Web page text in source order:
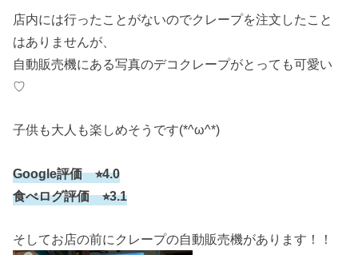
店内には行ったことがないのでクレープを注文したこと
はありませんが、
自動販売機にある写真のデコクレープがとっても可愛い
♡
子供も大人も楽しめそうです(*^ω^*)
Google評価 ⭐︎4.0
食べログ評価 ⭐︎3.1
そしてお店の前にクレープの自動販売機があります！！